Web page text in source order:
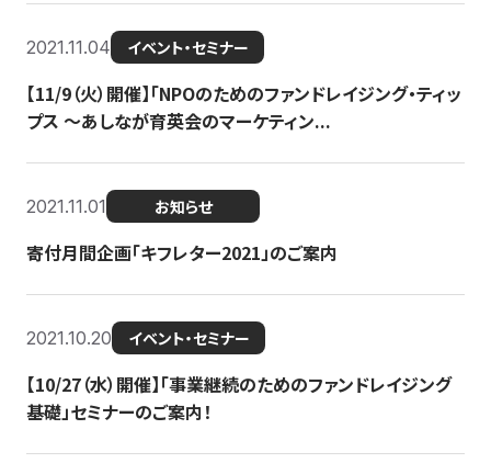
2021.11.04 イベント・セミナー
【11/9（火）開催】「NPOのためのファンドレイジング・ティッ
プス 〜あしなが育英会のマーケティン...
2021.11.01 お知らせ
寄付月間企画「キフレター2021」のご案内
2021.10.20 イベント・セミナー
【10/27（水）開催】「事業継続のためのファンドレイジング
基礎」セミナーのご案内！